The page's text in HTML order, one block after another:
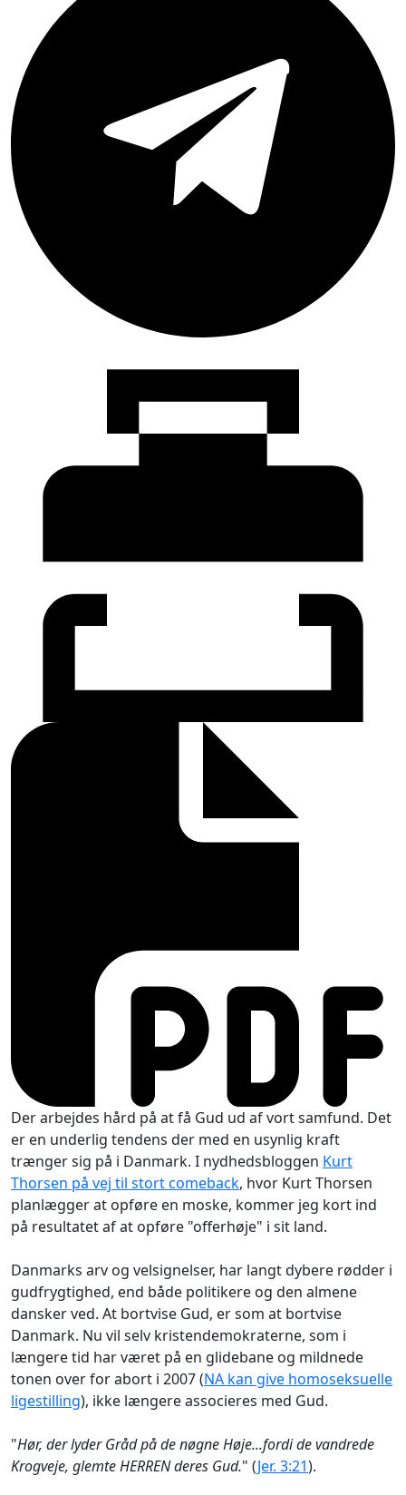
Der arbejdes hård på at få Gud ud af vort samfund. Det
er en underlig tendens der med en usynlig kraft
trænger sig på i Danmark. I nydhedsbloggen Kurt
Thorsen på vej til stort comeback, hvor Kurt Thorsen
planlægger at opføre en moske, kommer jeg kort ind
på resultatet af at opføre "offerhøje" i sit land.
Danmarks arv og velsignelser, har langt dybere rødder i
gudfrygtighed, end både politikere og den almene
dansker ved. At bortvise Gud, er som at bortvise
Danmark. Nu vil selv kristendemokraterne, som i
længere tid har været på en glidebane og mildnede
tonen over for abort i 2007 (NA kan give homoseksuelle
ligestilling), ikke længere associeres med Gud.
"Hør, der lyder Gråd på de nøgne Høje...fordi de vandrede
Krogveje, glemte HERREN deres Gud." (Jer. 3:21).